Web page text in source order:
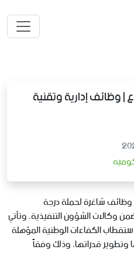
| وظائف إدارية وتقنية
توفر عدد (5) وظائف شاغرة لحملة درجة
وكالات الشؤون التنفيذية، وتأتي
الكفاءات الوطنية المؤهلة
قدراتها، وذلك وفقاً